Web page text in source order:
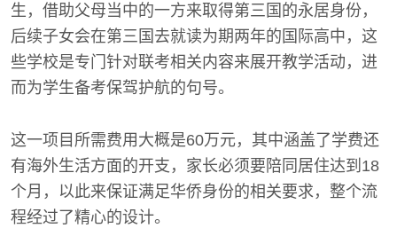
生，借助父母当中的一方来取得第三国的永居身份，
后续子女会在第三国去就读为期两年的国际高中，这
些学校是专门针对联考相关内容来展开教学活动，进
而为学生备考保驾护航的句号。
这一项目所需费用大概是60万元，其中涵盖了学费还
有海外生活方面的开支，家长必须要陪同居住达到18
个月，以此来保证满足华侨身份的相关要求，整个流
程经过了精心的设计。